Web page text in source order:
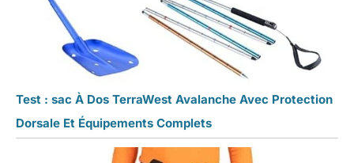
Test : sac À Dos TerraWest Avalanche Avec Protection
Dorsale Et Équipements Complets